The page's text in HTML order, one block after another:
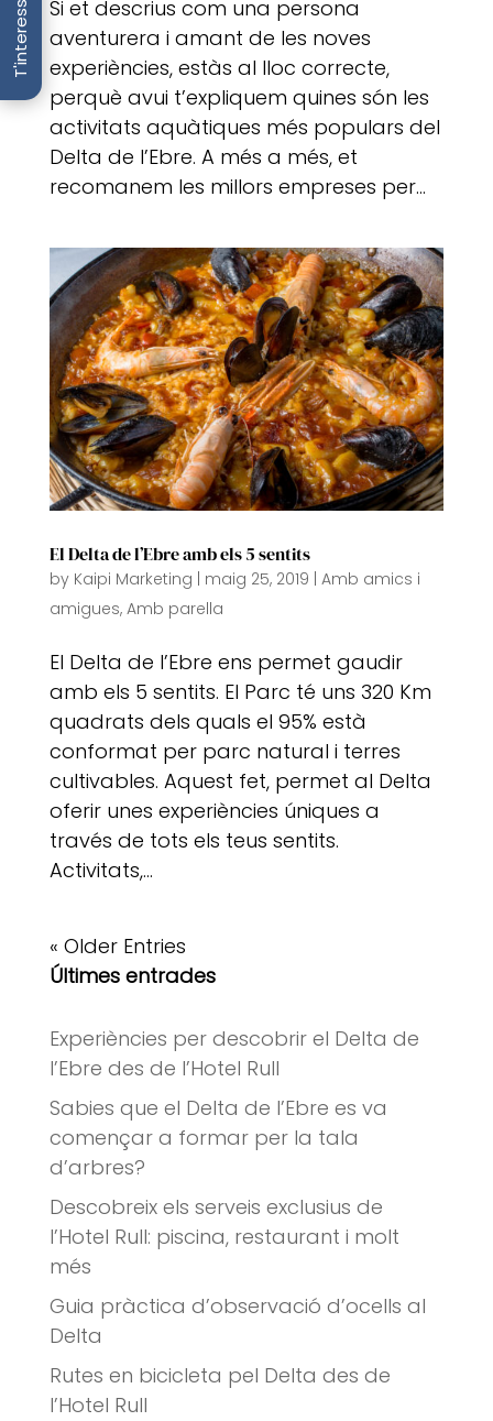
T'interessa
Si et descrius com una persona
aventurera i amant de les noves
experiències, estàs al lloc correcte,
perquè avui t’expliquem quines són les
activitats aquàtiques més populars del
Delta de l’Ebre. A més a més, et
recomanem les millors empreses per...
El Delta de l’Ebre amb els 5 sentits
by Kaipi Marketing maig 25, 2019 Amb amics i
amigues, Amb parella
El Delta de l’Ebre ens permet gaudir
amb els 5 sentits. El Parc té uns 320 Km
quadrats dels quals el 95% està
conformat per parc natural i terres
cultivables. Aquest fet, permet al Delta
oferir unes experiències úniques a
través de tots els teus sentits.
Activitats,...
« Older Entries
Últimes entrades
Experiències per descobrir el Delta de
l’Ebre des de l’Hotel Rull
Sabies que el Delta de l’Ebre es va
començar a formar per la tala
d’arbres?
Descobreix els serveis exclusius de
l’Hotel Rull: piscina, restaurant i molt
més
Guia pràctica d’observació d’ocells al
Delta
Rutes en bicicleta pel Delta des de
l’Hotel Rull